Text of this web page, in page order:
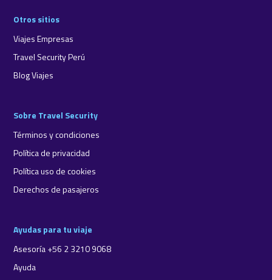
Otros sitios
Viajes Empresas
Travel Security Perú
Blog Viajes
Sobre Travel Security
Términos y condiciones
Política de privacidad
Política uso de cookies
Derechos de pasajeros
Ayudas para tu viaje
Asesoría +56 2 3210 9068
Ayuda